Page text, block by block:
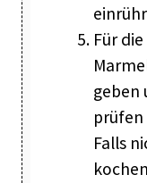
Für
geben
prüfen
Falls